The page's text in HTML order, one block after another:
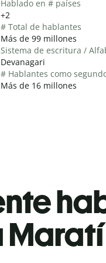
Hablado en # países
+2
# Total de hablantes
Más de 99 millones
Sistema de escritura /
Devanagari
# Hablantes como
Más de 16 millones
Maratí